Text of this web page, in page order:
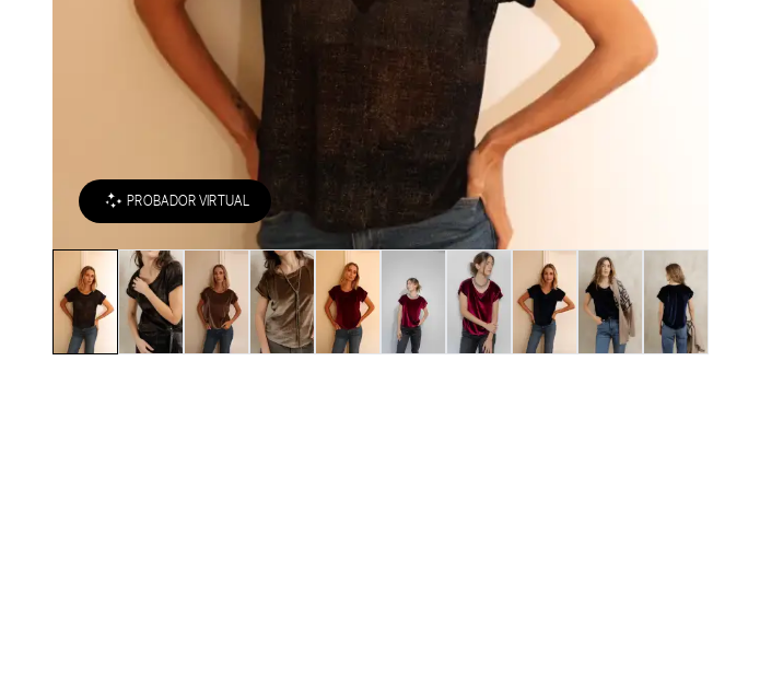
PROBADOR VIRTUAL